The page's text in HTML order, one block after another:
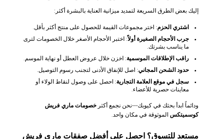
إليك بعض الطرق السريعة لتمديد ميزانية العناية بالبشرة أكثر:
اشتري الحزم: اختر مجموعات القيمة للحصول على منتج أكثر بأقل.
جرب الأحجام الصغيرة أولاً: اختبر الأحجام الأصغر خلال الخصومات لترى
ما يناسب بشرتك.
راقب الإطلاقات الموسمية: اخزن خلال عروض العطل أو نهاية الموسم.
حدود الشحن المجاني: اصل للإنفاق الأدنى لتجنب رسوم التوصيل.
سجل في موقع العلامة التجارية: احصل على وصول لنقاط الولاء أو
معاينات حصرية للأعضاء.
ودائماً ابدأ بحثك في كيوبك---نحن نجمع أكثر خصومات ماري فريش
كوسميتكس الموثوقة في مكان واحد.
مستعد للتسوق؟ احصل على أفضل صفقات ماري فريش